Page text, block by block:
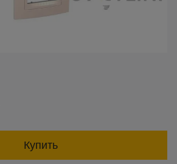
Купить